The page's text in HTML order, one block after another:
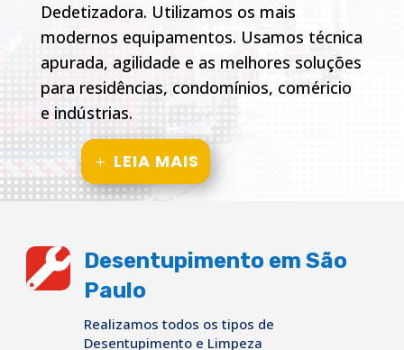
Dedetizadora. Utilizamos os mais
modernos equipamentos. Usamos técnica
apurada, agilidade e as melhores soluções
para residências, condomínios, coméricio
e indústrias.
LEIA MAIS

Desentupimento em São
Paulo
Realizamos todos os tipos de
Desentupimento e Limpeza